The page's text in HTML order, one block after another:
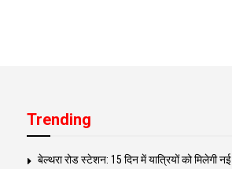
Trending
बेल्थरा रोड स्टेशन: 15 दिन में यात्रियों को मिलेगी